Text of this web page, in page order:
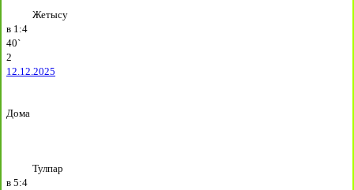
Жетысу
в 1:4
40`
2
12.12.2025
Дома
Тулпар
в 5:4